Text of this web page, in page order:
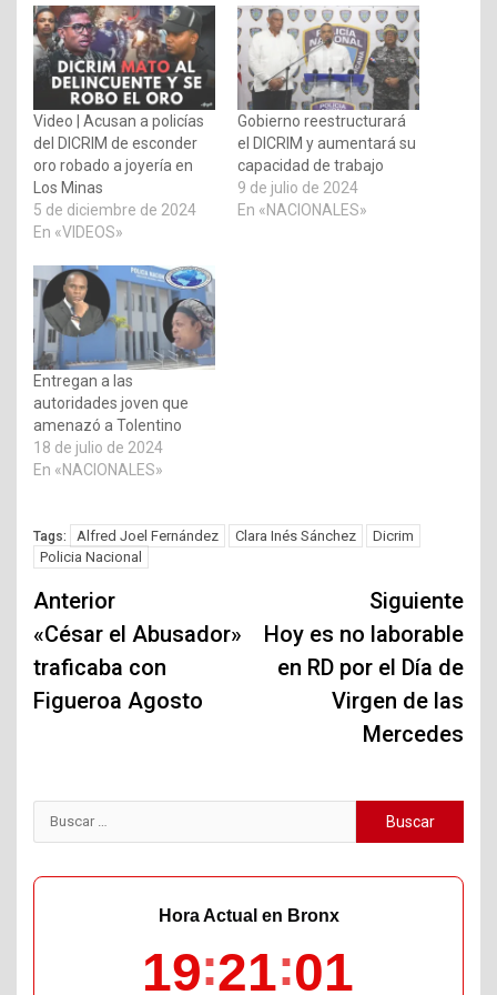
Video | Acusan a policías
del DICRIM de esconder
oro robado a joyería en
Los Minas
5 de diciembre de 2024
En «VIDEOS»
Gobierno reestructurará
el DICRIM y aumentará su
capacidad de trabajo
9 de julio de 2024
En «NACIONALES»
Entregan a las
autoridades joven que
amenazó a Tolentino
18 de julio de 2024
En «NACIONALES»
Tags: Alfred Joel Fernández Clara Inés Sánchez
Dicrim
Policia Nacional
Navegación
de
entradas
Anterior
«César el Abusador»
traficaba con
Figueroa Agosto
Siguiente
Hoy es no laborable
en RD por el Día de
Virgen de las
Mercedes
Buscar:
Hora Actual en Bronx
19 21 02